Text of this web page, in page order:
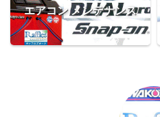
エアコン メンテナンス